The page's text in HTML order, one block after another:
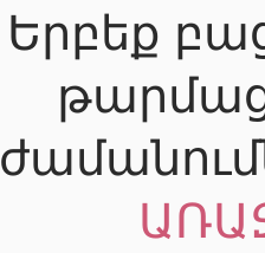
Երբեք